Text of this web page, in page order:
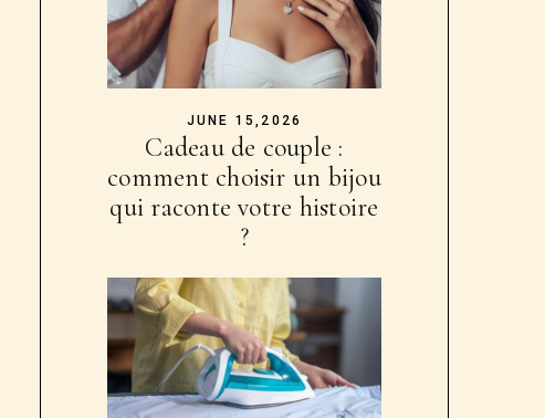
JUNE 15,2026
Cadeau de couple :
comment choisir un bijou
qui raconte votre histoire
?